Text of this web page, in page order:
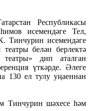
Республикасы
исемендәге Тел,
Тинчурин исемендәге
белән берлектә
дип аталган
үткәрде. Әлеге
130 ел тулу уңаеннан
Тинчурин шәхесе һәм